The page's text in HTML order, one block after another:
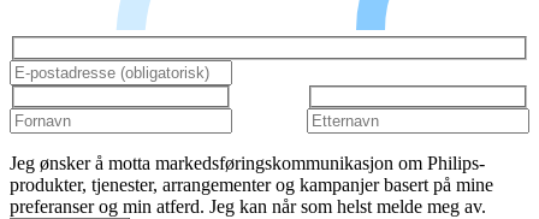
Jeg ønsker å motta markedsføringskommunikasjon om Philips-
produkter, tjenester, arrangementer og kampanjer basert på mine
preferanser og min atferd. Jeg kan når som helst melde meg av.